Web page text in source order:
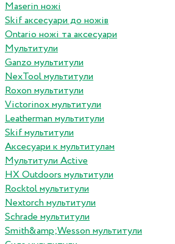
Maserin ножі
Skif аксесуари до ножів
Ontario ножі та аксесуари
Мультитули
Ganzo мультитули
NexTool мультитули
Roxon мультитули
Victorinox мультитули
Leatherman мультитули
Skif мультитули
Аксесуари к мультитулам
Мультитули Active
HX Outdoors мультитули
Rocktol мультитули
Nextorch мультитули
Schrade мультитули
Smith&amp;Wesson мультитули